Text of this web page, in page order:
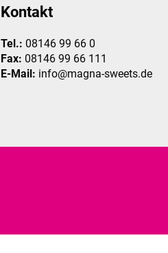
Kontakt
Tel.: 08146 99 66 0
Fax: 08146 99 66 111
E-Mail: info@magna-sweets.de